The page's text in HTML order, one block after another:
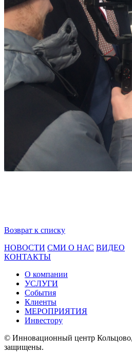
Возврат к списку
НОВОСТИ СМИ О НАС ВИДЕО
КОНТАКТЫ
О компании
УСЛУГИ
События
Клиенты
МЕРОПРИЯТИЯ
Инвестору
© Инновационный центр
защищены.